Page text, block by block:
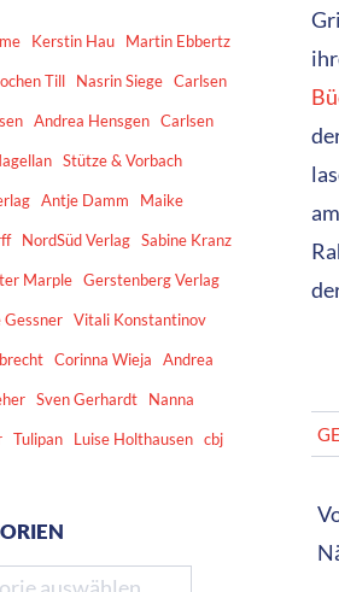
11
Kerstin Hau Martin Ebbertz
Till Nasrin Siege Carlsen
Andrea Hensgen Carlsen
Stütze & Vorbach
Antje Damm Maike
NordSüd Verlag Sabine Kranz
Marple Gerstenberg Verlag
Gessner Vitali Konstantinov
Corinna Wieja Andrea
Sven Gerhardt Nanna
Tulipan Luise Holthausen cbj